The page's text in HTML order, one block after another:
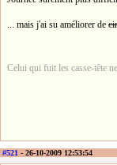
... mais j'ai su améliorer de
Celui qui fuit les casse-tête
#521 - 26-10-2009 12:53:54